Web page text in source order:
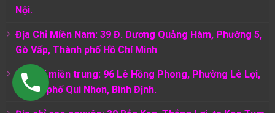
Nội.
Địa Chỉ Miền Nam: 39 Đ. Dương Quảng Hàm, Phường 5,
Gò Vấp, Thành phố Hồ Chí Minh
Địa chỉ miền trung: 96 Lê Hồng Phong, Phường Lê Lợi,
Thành phố Qui Nhơn, Bình Định.